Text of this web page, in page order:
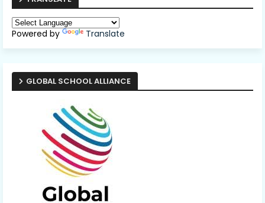
Powered by Translate
GLOBAL SCHOOL ALLIANCE